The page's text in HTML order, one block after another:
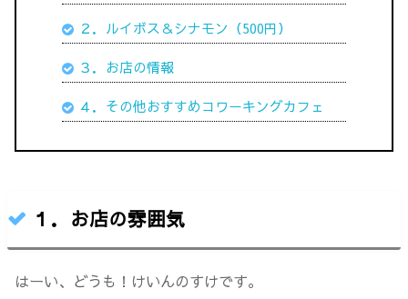
２．ルイボス＆シナモン（500円）
３．お店の情報
４．その他おすすめコワーキングカフェ
１．お店の雰囲気
はーい、どうも！けいんのすけです。